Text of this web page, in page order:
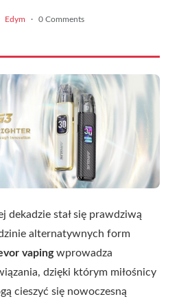
Edym · 0 Comments
dekadzie stał się prawdziwą
alternatywnych form
vapingwprowadza
dzięki którym miłośnicy
cieszyć się nowoczesną